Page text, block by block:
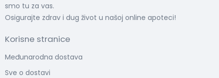
smo tu za vas.
Osigurajte zdrav i dug život u našoj online apoteci!
Korisne stranice
Međunarodna dostava
Sve o dostavi